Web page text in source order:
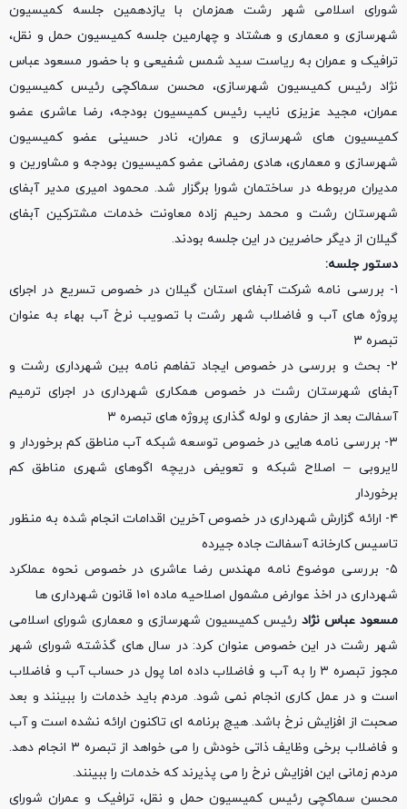
شورای اسلامی شهر رشت همزمان با یازدهمین جلسه کمیسیون
شهرسازی و معماری و هشتاد و چهارمین جلسه کمیسیون حمل و نقل،
ترافیک و عمران به ریاست سید شمس شفیعی و با حضور مسعود عباس
نژاد رئیس کمیسیون شهرسازی، محسن سماکچی رئیس کمیسیون
عمران، مجید عزیزی نایب رئیس کمیسیون بودجه، رضا عاشری عضو
کمیسیون های شهرسازی و عمران، نادر حسینی عضو کمیسیون
شهرسازی و معماری، هادی رمضانی عضو کمیسیون بودجه و مشاورین و
مدیران مربوطه در ساختمان شورا برگزار شد. محمود امیری مدیر آبفای
شهرستان رشت و محمد رحیم زاده معاونت خدمات مشترکین آبفای
گیلان از دیگر حاضرین در این جلسه بودند.
دستور جلسه:
۱- بررسی نامه شرکت آبفای استان گیلان در خصوص تسریع در اجرای
پروژه های آب و فاضلاب شهر رشت با تصویب نرخ آب بهاء به عنوان
تبصره ۳
۲- بحث و بررسی در خصوص ایجاد تفاهم نامه بین شهرداری رشت و
آبفای شهرستان رشت در خصوص همکاری شهرداری در اجرای ترمیم
آسفالت بعد از حفاری و لوله گذاری پروژه های تبصره ۳
۳- بررسی نامه هایی در خصوص توسعه شبکه آب مناطق کم برخوردار و
لایروبی – اصلاح شبکه و تعویض دریچه اگوهای شهری مناطق کم
برخوردار
۴- ارائه گزارش شهرداری در خصوص آخرین اقدامات انجام شده به منظور
تاسیس کارخانه آسفالت جاده جیرده
۵- بررسی موضوع نامه مهندس رضا عاشری در خصوص نحوه عملکرد
شهرداری در اخذ عوارض مشمول اصلاحیه ماده ۱۰۱ قانون شهرداری ها
مسعود عباس نژاد رئیس کمیسیون شهرسازی و معماری شورای اسلامی
شهر رشت در این خصوص عنوان کرد: در سال های گذشته شورای شهر
مجوز تبصره ۳ را به آب و فاضلاب داده اما پول در حساب آب و فاضلاب
است و در عمل کاری انجام نمی شود. مردم باید خدمات را ببینند و بعد
صحبت از افزایش نرخ باشد. هیچ برنامه ای تاکنون ارائه نشده است و آب
و فاضلاب برخی وظایف ذاتی خودش را می خواهد از تبصره ۳ انجام دهد.
مردم زمانی این افزایش نرخ را می پذیرند که خدمات را ببینند.
محسن سماکچی رئیس کمیسیون حمل و نقل، ترافیک و عمران شورای